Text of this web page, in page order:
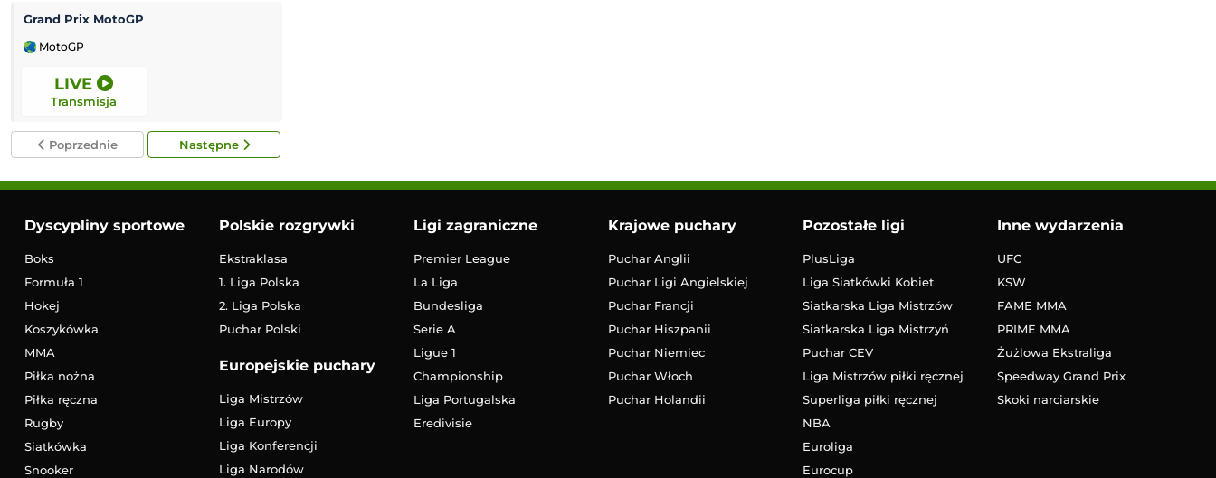
Grand Prix MotoGP
MotoGP
LIVE
Transmisja
Poprzednie Następne
Dyscypliny sportowe
Boks
Formuła 1
Hokej
Koszykówka
MMA
Piłka nożna
Piłka ręczna
Rugby
Siatkówka
Snooker
Polskie rozgrywki
Ekstraklasa
1. Liga Polska
2. Liga Polska
Puchar Polski
Europejskie puchary
Liga Mistrzów
Liga Europy
Liga Konferencji
Liga Narodów
Ligi zagraniczne
Premier League
La Liga
Bundesliga
Serie A
Ligue 1
Championship
Liga Portugalska
Eredivisie
Krajowe puchary
Puchar Anglii
Puchar Ligi Angielskiej
Puchar Francji
Puchar Hiszpanii
Puchar Niemiec
Puchar Włoch
Puchar Holandii
Pozostałe ligi
PlusLiga
Liga Siatkówki Kobiet
Siatkarska Liga Mistrzów
Siatkarska Liga Mistrzyń
Puchar CEV
Liga Mistrzów piłki ręcznej
Superliga piłki ręcznej
NBA
Euroliga
Eurocup
Inne wydarzenia
UFC
KSW
FAME MMA
PRIME MMA
Żużlowa Ekstraliga
Speedway Grand Prix
Skoki narciarskie